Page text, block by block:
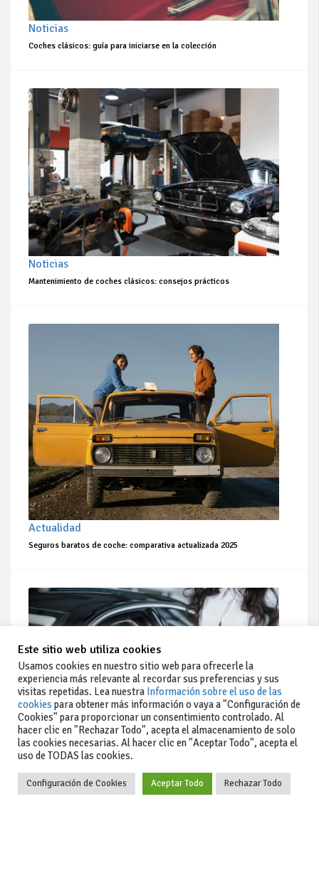
Noticias
Coches clásicos: guía para iniciarse en la colección
Noticias
Mantenimiento de coches clásicos: consejos prácticos
Actualidad
Seguros baratos de coche: comparativa actualizada 2025
Actualidad
Coches de ocasión: guía completa para comprar seguro
Este sitio web utiliza cookies
Usamos cookies en nuestro sitio web para ofrecerle la
experiencia más relevante al recordar sus preferencias y sus
visitas repetidas. Lea nuestra Información sobre el uso de las
cookies para obtener más información o vaya a "Configuración de
Cookies" para proporcionar un consentimiento controlado. Al
hacer clic en "Rechazar Todo", acepta el almacenamiento de solo
las cookies necesarias. Al hacer clic en "Aceptar Todo", acepta el
uso de TODAS las cookies.
Configuración de Cookies Aceptar Todo Rechazar Todo